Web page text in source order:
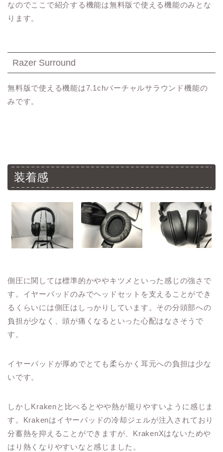
なのでここで紹介する機能は無料版で使える機能のみとな
ります。
Razer Surround
無料版で使える機能は7.1chバーチャルサラウンド機能の
みです。
装着感
側圧に関しては標準的かややキツメといった感じの強さで
す。イヤーパッドのみでヘッドセットを支えることができ
るくらいには側圧はしっかりしています。その分頭部への
負担が少なく、頭が痛くなるといった心配はなさそうで
す。
イヤーパッドが厚めでとても柔らかく耳元への負担は少な
いです。
しかしKrakenと比べるとやや熱が籠りやすいように感じま
す。Krakenはイヤーパッドの冷却ジェルが注入されており
分蓄熱を抑えることができますが、KrakenXはないためや
はり熱くなりやすいなと感じました。